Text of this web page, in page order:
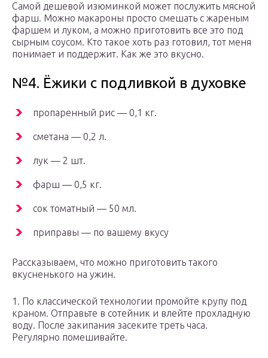
Самой дешевой изюминкой может послужить мясной
фарш. Можно макароны просто смешать с жареным
фаршем и луком, а можно приготовить все это под
сырным соусом. Кто такое хоть раз готовил, тот меня
понимает и поддержит. Как же это вкусно.
№4. Ёжики с подливкой в духовке
пропаренный рис — 0,1 кг.
сметана — 0,2 л.
лук — 2 шт.
фарш — 0,5 кг.
сок томатный — 50 мл.
приправы — по вашему вкусу
Рассказываем, что можно приготовить такого
вкусненького на ужин.
1. По классической технологии промойте крупу под
краном. Отправьте в сотейник и влейте прохладную
воду. После закипания засеките треть часа.
Регулярно помешивайте.